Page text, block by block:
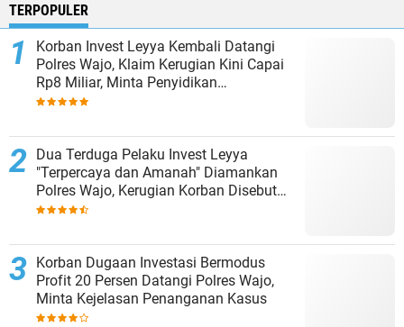
TERPOPULER
Korban Invest Leyya Kembali Datangi
Polres Wajo, Klaim Kerugian Kini Capai
Rp8 Miliar, Minta Penyidikan
Dituntaskan
Dua Terduga Pelaku Invest Leyya
"Terpercaya dan Amanah" Diamankan
Polres Wajo, Kerugian Korban Disebut
Capai Rp8 Miliar
Korban Dugaan Investasi Bermodus
Profit 20 Persen Datangi Polres Wajo,
Minta Kejelasan Penanganan Kasus